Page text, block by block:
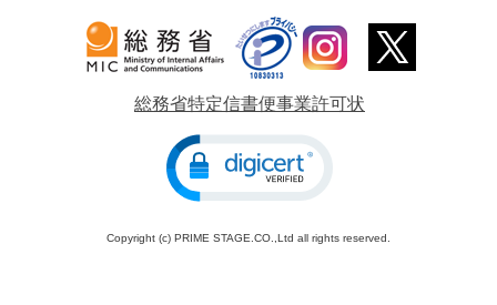
総務省特定信書便事業許可状
Copyright (c) PRIME STAGE.CO.,Ltd all rights reserved.